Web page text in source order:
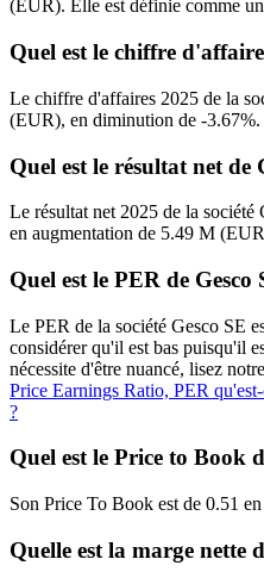
(EUR). Elle est définie comme
Quel est le chiffre
Le chiffre d'affaires 2025 de la
(EUR), en diminution de -3.67%.
Quel est le résultat net de
Le résultat net 2025 de la
en augmentation de 5.49 M
Quel est le PER de Gesco
Le PER de la société Gesco SE
considérer qu'il est bas puisqu'il
nécessite d'être nuancé, lisez
Price Earnings Ratio, PER
?
Quel est le Price to Book
Son Price To Book est de 0.51
Quelle est la marge nette